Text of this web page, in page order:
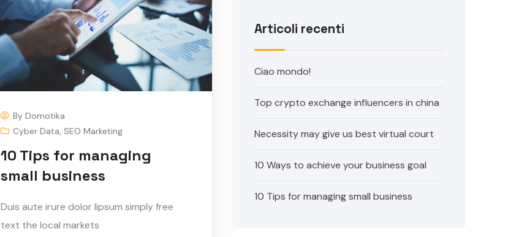
ByDomotika
Cyber Data, SEO Marketing
10 Tips for managing
small business
Duis aute irure dolor lipsum simply free
text the local markets
Articoli recenti
Ciao mondo!
Top crypto exchange influencers in china
Necessity may give us best virtual court
10 Ways to achieve your business goal
10 Tips for managing small business